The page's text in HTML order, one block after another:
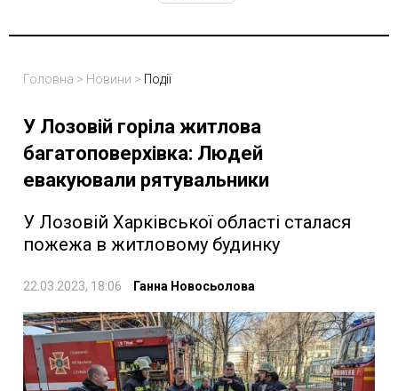
Головна > Новини > Події
У Лозовій горіла житлова
багатоповерхівка: Людей
евакуювали рятувальники
У Лозовій Харківської області сталася
пожежа в житловому будинку
22.03.2023, 18:06 Ганна Новосьолова